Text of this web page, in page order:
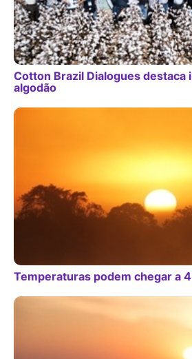
Cotton Brazil Dialogues destaca
algodão
Temperaturas podem chegar a